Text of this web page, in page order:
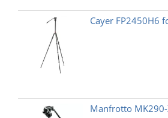
Cayer FP2450H6
Manfrotto